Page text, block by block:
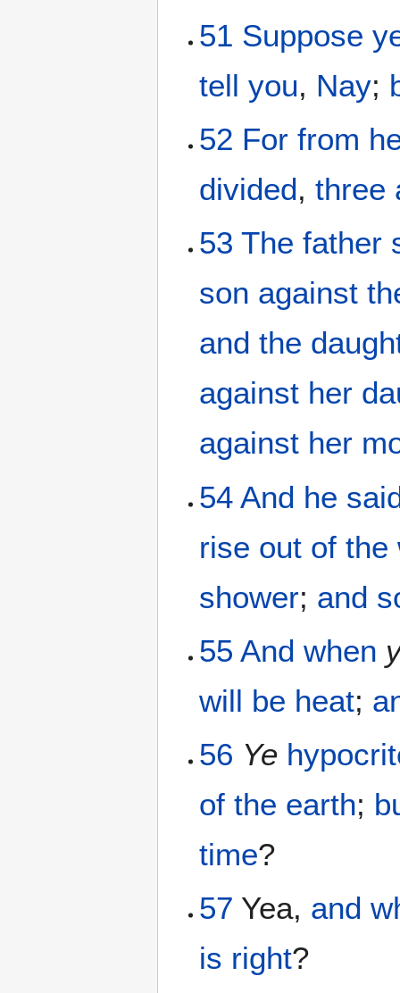
51 Suppose
tell you, Nay;
52 For from
divided,three
53 The father
son against
and the
against her
against her
54 And he
rise out of the
shower; and
55 And when
will be heat;
56 Ye
of the earth;
time?
57 Yea, and
is right?